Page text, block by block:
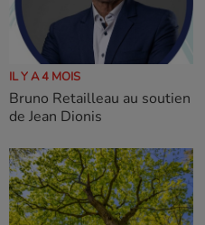
IL Y A 4 MOIS
Bruno Retailleau au soutien
de Jean Dionis